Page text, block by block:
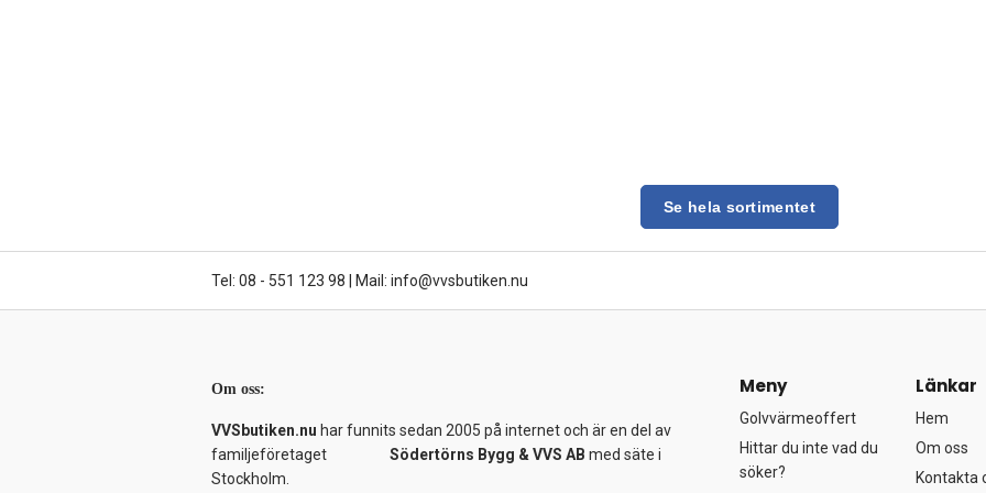
Se hela sortimentet
Tel: 08 - 551 123 98 Mail: info@vvsbutiken.nu
Om oss:
VVSbutiken.nu har funnits sedan 2005 på internet och är en del av
familjeföretaget Södertörns Bygg & VVS AB med säte i
Stockholm.
Meny
Golvvärmeoffert
Hittar du inte vad du
söker?
Länkar
Hem
Om oss
Kontakta